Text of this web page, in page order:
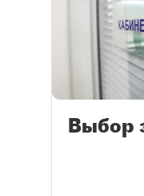
Выбор